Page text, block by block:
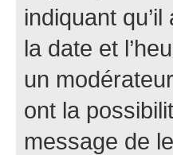
indiquant
la date et
un
ont la
message de